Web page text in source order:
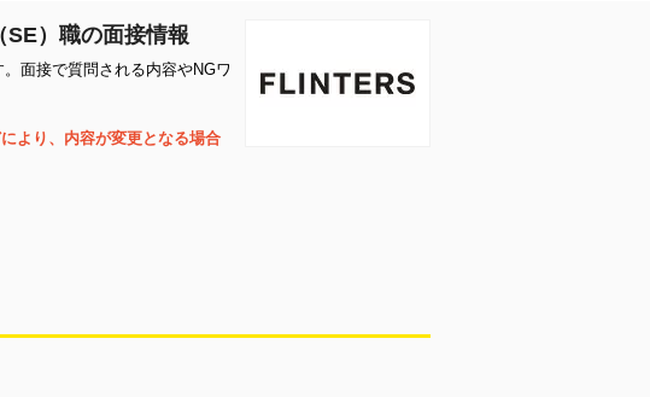
）職の面接情報
面接で質問される内容やNGワ
より、内容が変更となる場合